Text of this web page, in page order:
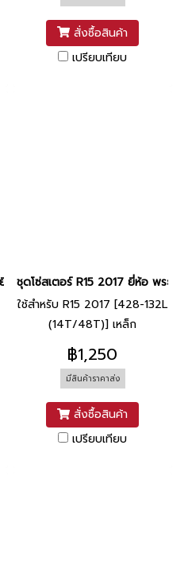
สั่งซื้อสินค้า
เปรียบเทียบ
ห้อ DALE
ชุดโซ่สเตอร์ R15 2017 ยี่ห้อ พระอ
ใช้สำหรับ R15 2017 [428-132L
(14T/48T)] เหล็ก
฿1,250
มีสินค้าราคาส่ง
สั่งซื้อสินค้า
เปรียบเทียบ